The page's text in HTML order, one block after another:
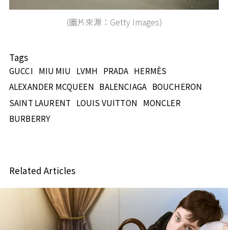
(圖片來源：Getty Images)
Tags
GUCCI MIU MIU LVMH PRADA HERMÈS
ALEXANDER MCQUEEN BALENCIAGA BOUCHERON
SAINT LAURENT LOUIS VUITTON MONCLER
BURBERRY
Related Articles